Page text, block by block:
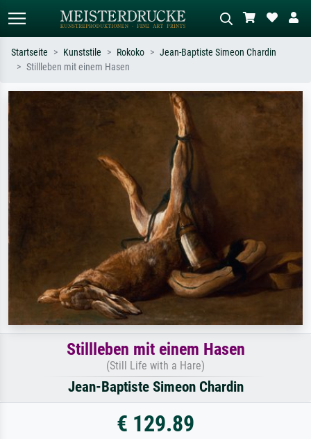
Suchen Sie nach Künstlern, Werktiteln
oder Stilen – z.B. Monet,
Sternennacht, Impressionismus, Welle
Beschreiben Sie die Szene – z.B. Grüne
Wiese, Abstrakt mit viel Rot, Dunkles
Ölgemälde, Stehender Akt neben einem
Startseite Kunststile Rokoko
Jean-Baptiste Simeon Chardin
Stillleben mit einem Hasen
Stillleben mit einem Hasen
(Still Life with a Hare)
Jean-Baptiste Simeon Chardin
€ 129.89